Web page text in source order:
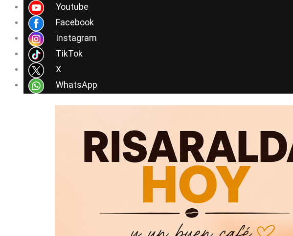
Youtube
Facebook
Instagram
TikTok
X
WhatsApp
contenido